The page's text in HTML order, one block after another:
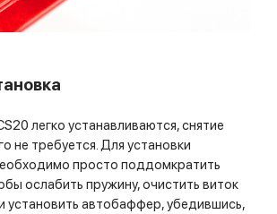
легко устанавливаются, снятие
не требуется. Для установки
просто поддомкратить
ослабить пружину, очистить виток
установить автобаффер, убедившись,